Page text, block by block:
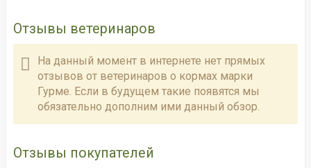
Отзывы ветеринаров
На данный момент в интернете нет прямых
отзывов от ветеринаров о кормах марки
Гурме. Если в будущем такие появятся мы
обязательно дополним ими данный обзор.
Отзывы покупателей